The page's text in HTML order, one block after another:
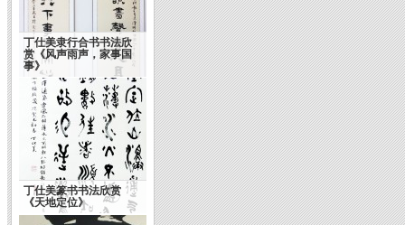
丁仕美隶行合书书法欣
赏《风声雨声，家事国
事》
丁仕美篆书书法欣赏
《天地定位》
The Core of Chinese
Culture